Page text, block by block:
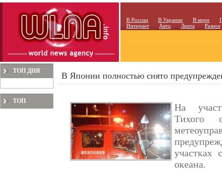
В России В Украине В мире
Интернет
Авто Лента Разное
ТОП ДНЯ
ТОП
В Японии полностью снято
На
Тихого
участках
океана.